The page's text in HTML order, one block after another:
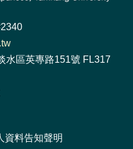
水區英專路151號 FL317
資料告知聲明